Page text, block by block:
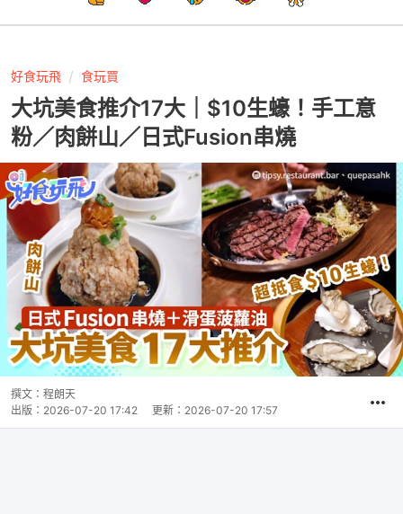
好食玩飛 食玩買
大坑美食推介17大｜$10生蠔！手工意
粉／肉餅山／日式Fusion串燒
撰文： 程朗天
出版： 2026-07-20 17:42 更新： 2026-07-20 17:57